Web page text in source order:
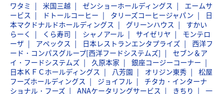
ワタミ 米国三越 ゼンショーホールディングス
エームサ
ービス
ドトールコーヒー タリーズコーヒージャパン
日
本マクドナルドホールディングス
グリーンハウス
すかい
らーく
くら寿司 シャノアール サイゼリヤ
モンテロ
ーザ
アペックス 日本レストランエンタプライズ
西洋フ
ード・コンパスグループ[西洋フードシステムズ]
セブン＆ア
イ・フードシステムズ
久原本家
銀座コージーコーナー
日本ＫＦＣホールディングス
八芳園 オリジン東秀
松屋
フーズホールディングス
ジョイフル
チタカ・インターナ
ショナル・フーズ
ANAケータリングサービス きちり
一